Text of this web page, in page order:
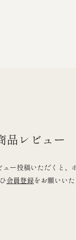
品レビュー
ー投稿いただくと、
会員登録をお願いいた